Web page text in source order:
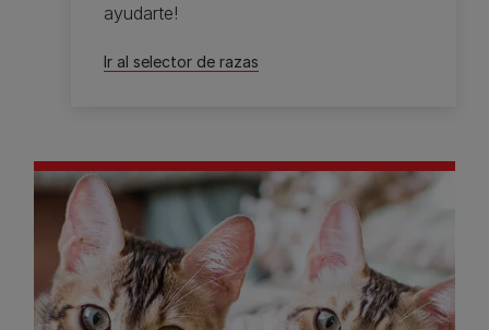
ayudarte!
Ir al selector de razas​